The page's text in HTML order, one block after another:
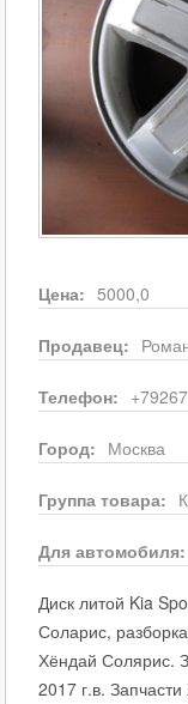
Цена: 5000,0
Продавец:
Телефон:
Город: Москва
Группа товара:
Для автомобиля:
Диск литой Kia
Соларис,
Хёндай Солярис.
2017 г.в.